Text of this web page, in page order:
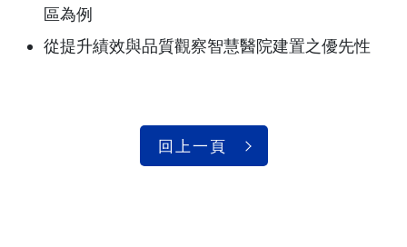
區為例
從提升績效與品質觀察智慧醫院建置之優先性
回上一頁